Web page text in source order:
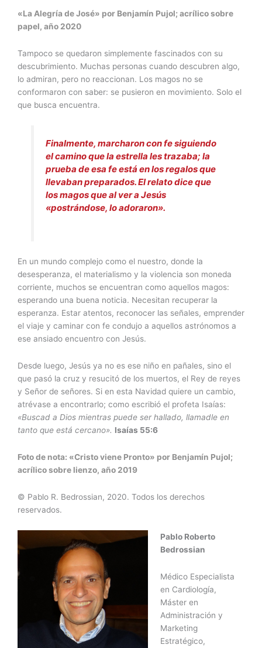
«La Alegría de José» por Benjamín Pujol; acrílico sobre
papel, año 2020
Tampoco se quedaron simplemente fascinados con su
descubrimiento. Muchas personas cuando descubren algo,
lo admiran, pero no reaccionan. Los magos no se
conformaron con saber: se pusieron en movimiento. Solo el
que busca encuentra.
Finalmente, marcharon con fe siguiendo
el camino que la estrella les trazaba; la
prueba de esa fe está en los regalos que
llevaban preparados. El relato dice que
los magos que al ver a Jesús
«postrándose, lo adoraron».
En un mundo complejo como el nuestro, donde la
desesperanza, el materialismo y la violencia son moneda
corriente, muchos se encuentran como aquellos magos:
esperando una buena noticia. Necesitan recuperar la
esperanza. Estar atentos, reconocer las señales, emprender
el viaje y caminar con fe condujo a aquellos astrónomos a
ese ansiado encuentro con Jesús.
Desde luego, Jesús ya no es ese niño en pañales, sino el
que pasó la cruz y resucitó de los muertos, el Rey de reyes
y Señor de señores. Si en esta Navidad quiere un cambio,
atrévase a encontrarlo; como escribió el profeta Isaías:
«Buscad a Dios mientras puede ser hallado, llamadle en
tanto que está cercano». Isaías 55:6
Foto de nota: «Cristo viene Pronto» por Benjamín Pujol;
acrílico sobre lienzo, año 2019
© Pablo R. Bedrossian, 2020. Todos los derechos
reservados.
Pablo Roberto
Bedrossian
Médico Especialista
en Cardiología,
Máster en
Administración y
Marketing
Estratégico,